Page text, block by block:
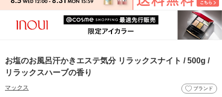
お塩のお風呂汗かきエステ気分 リラックスナイト / 500g /
リラックスハーブの香り
マックス ブランド